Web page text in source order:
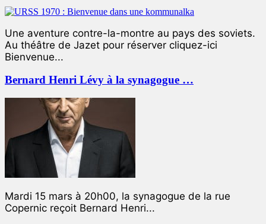
Une aventure contre-la-montre au pays des soviets.
Au théâtre de Jazet pour réserver cliquez-ici
Bienvenue...
Bernard Henri Lévy à la synagogue …
Mardi 15 mars à 20h00, la synagogue de la rue
Copernic reçoit Bernard Henri...